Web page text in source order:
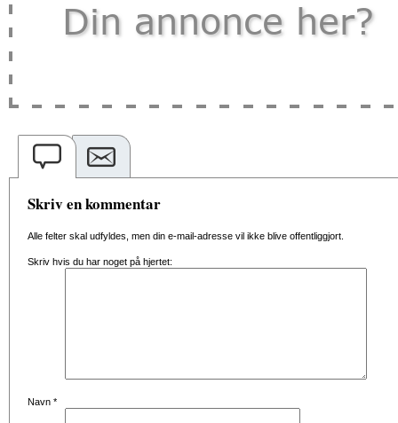
Skriv en kommentar
Alle felter skal udfyldes, men din e-mail-adresse vil ikke blive offentliggjort.
Skriv hvis du har noget på hjertet:
Navn *